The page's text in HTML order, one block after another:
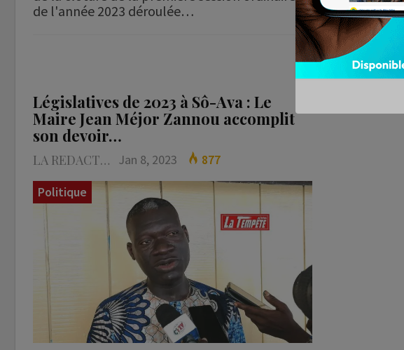
de l'année 2023 déroulée…
Environ
Méjor
nouveau
Législatives de 2023 à Sô-Ava : Le
Maire Jean Méjor Zannou accomplit
son devoir…
LA REDACTION Jan 8, 2023
877
Politique